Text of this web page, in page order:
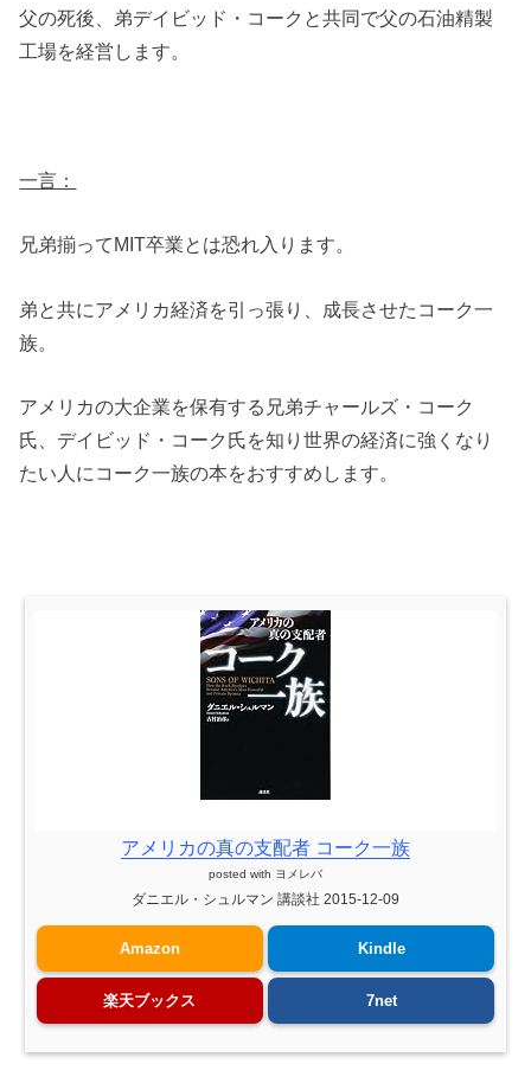
父の死後、弟デイビッド・コークと共同で父の石油精製
工場を経営します。
一言：
兄弟揃ってMIT卒業とは恐れ入ります。
弟と共にアメリカ経済を引っ張り、成長させたコーク一
族。
アメリカの大企業を保有する兄弟チャールズ・コーク
氏、デイビッド・コーク氏を知り世界の経済に強くなり
たい人にコーク一族の本をおすすめします。
アメリカの真の支配者 コーク一族
posted with ヨメレバ
ダニエル・シュルマン 講談社 2015-12-09
Amazon Kindle
楽天ブックス 7net